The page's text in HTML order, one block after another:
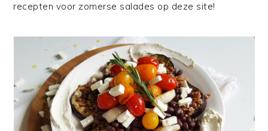
recepten voor zomerse salades op deze site!